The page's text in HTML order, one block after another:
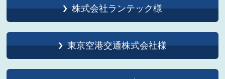
株式会社ランテック様
東京空港交通株式会社様